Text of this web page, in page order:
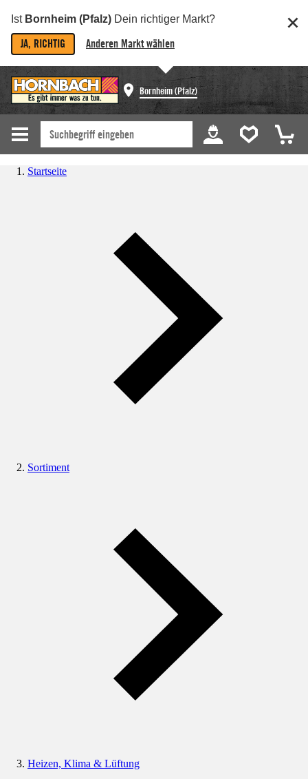
Ist Bornheim (Pfalz) Dein richtiger Markt?
JA, RICHTIG Anderen Markt wählen
Bornheim (Pfalz)
Startseite
Sortiment
Heizen, Klima & Lüftung